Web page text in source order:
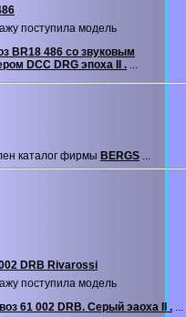
поступила модель
BR18 486 со звуковым
DCС DRG эпоха II . ...
каталог фирмы BERGS ...
DRB Rivarossi
поступила модель
61 002 DRB. Серый эаоха II . ...